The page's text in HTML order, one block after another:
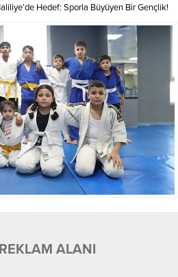
Hedef: Sporla Büyüyen Bir Gençlik!
ALANI